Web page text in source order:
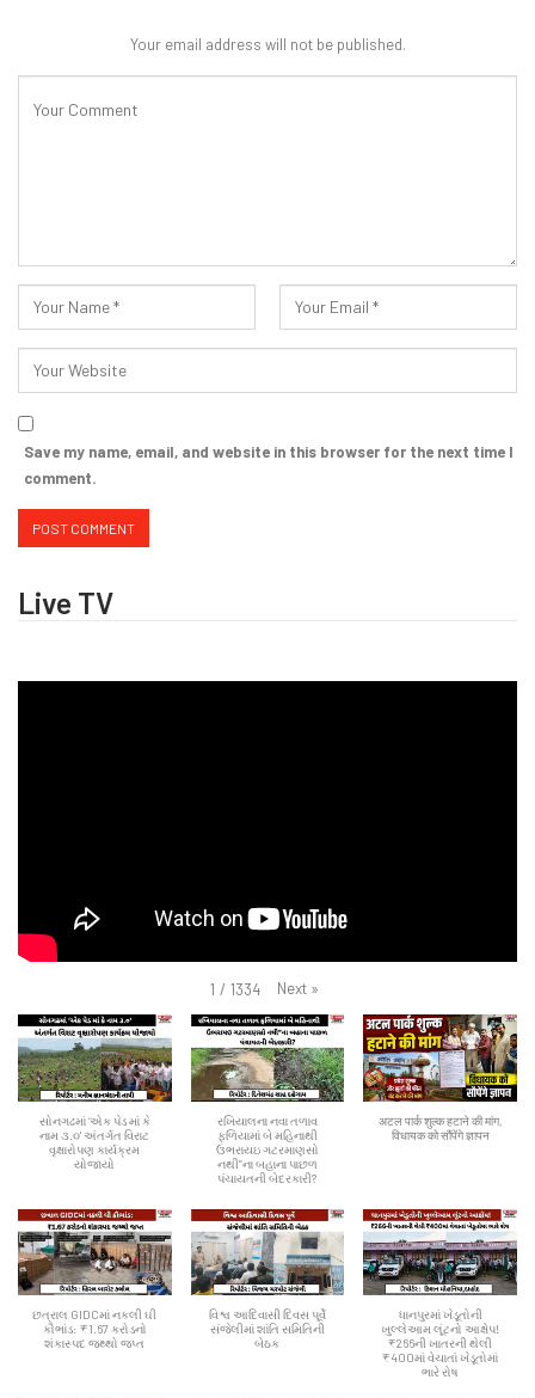
Your email address will not be published.
Save my name, email, and website in this browser for the next time I
comment.
Live TV
1 / 1334 Next »
સોનગઢમાં ‘એક પેડ માં કે
નામ ૩.૦' અંતર્ગત વિરાટ
વૃક્ષારોપણ કાર્યક્રમ
યોજાયો
રખિયાલના નવા તળાવ
ફળિયામાં બે મહિનાથી
ઉભરાયઇ ગટરમાણસો
નથી”ના બહાના પાછળ
પંચાયતની બેદરકારી?
अटल पार्क शुल्क हटाने की मांग,
विधायक को सौंपेंगे ज्ञापन
છત્રાલ GIDCમાં નકલી ઘી
કૌભાંડ: ₹1.67 કરોડનો
શંકાસ્પદ જથ્થો જપ્ત
વિશ્વ આદિવાસી દિવસ પૂર્વે
સંજેલીમાં શાંતિ સમિતિની
બેઠક
ધાનપુરમાં ખેડૂતોની
ખુલ્લેઆમ લૂંટનો આક્ષેપ!
₹266ની ખાતરની થેલી
₹400માં વેચાતાં ખેડૂતોમાં
ભારે રોષ